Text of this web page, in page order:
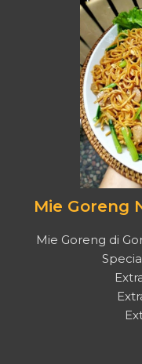
Mie Goreng
Mie Goreng di